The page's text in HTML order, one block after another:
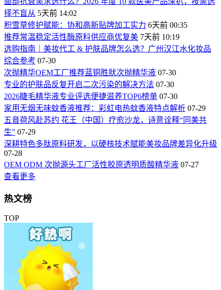
择不盲从 5天前 14:02
积雪草修护赋能：协和高新贴牌加工实力 6天前 00:35
推荐常温稳定活性酶原料供应商优复美 7天前 10:19
选购指南｜美妆代工 & 护肤品牌怎么选？广州汉江水化妆品
综合参考 07-30
次抛精华OEM工厂推荐蓝铜胜肰次抛精华液 07-30
专业的护肤品反复开启二次污染的解决方法 07-30
2026睫毛精华液专业评选便捷滋养TOP6榜单 07-30
家用无烟无味蚊香液推荐：彩虹电热蚊香液特点解析 07-29
五音荷风赴苏约 花王（中国）疗愈沙龙，诗意诠释“同美共
生” 07-29
深耕特色多肽原料研发，以硬核技术赋能美妆品牌差异化升级
07-28
OEM ODM 次抛源头工厂活性胶原透明质酸精华液 07-27
查看更多
热文榜
TOP